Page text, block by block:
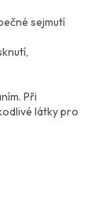
sejmutí
Při
látky pro